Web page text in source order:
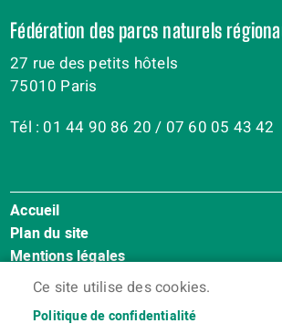
Ce site utilise des cookies.
Politique de confidentialité
Fédération des parcs naturels
27 rue des petits hôtels
75010 Paris
Tél : 01 44 90 86 20 / 07 60 05 43 42
Menu
Pied
de
page
Accueil
Plan du site
Mentions légales
Accessibilité : Non conforme
Contact